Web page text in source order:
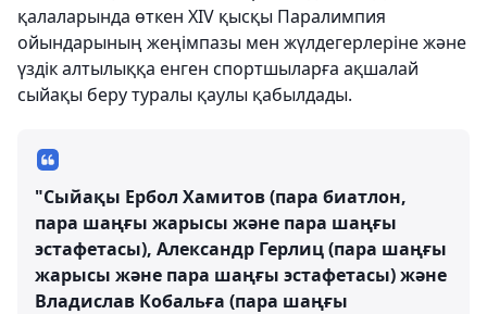
қалаларында өткен XIV қысқы Паралимпия
ойындарының жеңімпазы мен жүлдегерлеріне және
үздік алтылыққа енген спортшыларға ақшалай
сыйақы беру туралы қаулы қабылдады.
"Сыйақы Ербол Хамитов (пара биатлон,
пара шаңғы жарысы және пара шаңғы
эстафетасы), Александр Герлиц (пара шаңғы
жарысы және пара шаңғы эстафетасы) және
Владислав Кобальға (пара шаңғы